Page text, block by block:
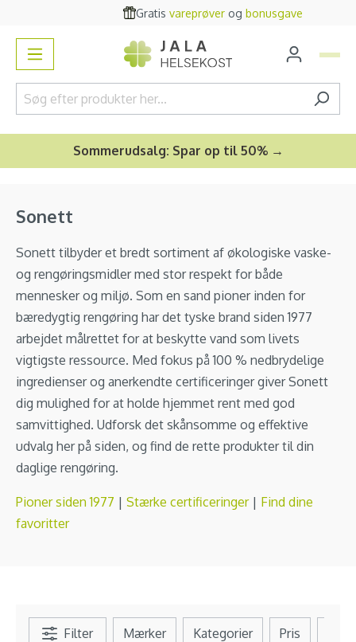
Gratisvareprøverogbonusgave
Sommerudsalg: Spar op til 50% →
Sonett
Sonett tilbyder et bredt sortiment af økologiske vaske-
og rengøringsmidler med stor respekt for både
mennesker og miljø. Som en sand pioner inden for
bæredygtig rengøring har det tyske brand siden 1977
arbejdet målrettet for at beskytte vand som livets
vigtigste ressource. Med fokus på 100 % nedbrydelige
ingredienser og anerkendte certificeringer giver Sonett
dig mulighed for at holde hjemmet rent med god
samvittighed. Udforsk det skånsomme og effektive
udvalg her på siden, og find de rette produkter til din
daglige rengøring.
Pioner siden 1977 | Stærke certificeringer| Find dine
favoritter
Filter Mærker Kategorier Pris